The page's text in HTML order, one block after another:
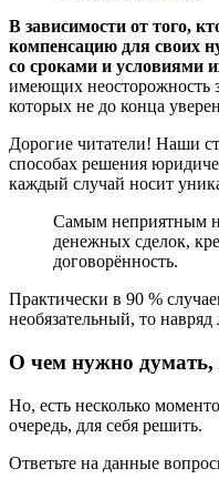
В зависимости от того,
компенсацию для своих
со сроками и условиями
имеющих неосторожность
которых не до конца
Дорогие читатели! Наши
способах решения
каждый случай носит
Самым неприятным
денежных сделок,
договорённость.
Практически в 90 %
необязательный, то
О чем нужно думать,
Но, есть несколько
очередь, для себя решить.
Ответьте на данные